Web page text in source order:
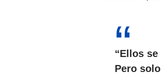
“Ellos
Pero